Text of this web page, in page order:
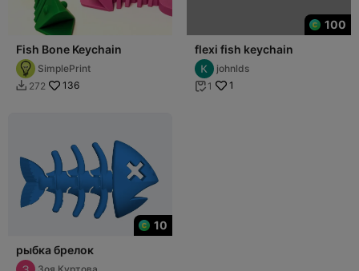
Fish Bone Keychain
SimplePrint
 272 136
100
flexi fish keychain
johnlds
 1 1
10
рыбка брелок